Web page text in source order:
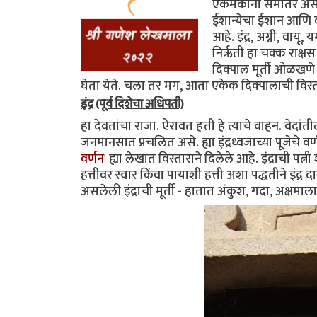
एकमेकांना समांतर
ईशान्येचा ईशान आणि
आहे. इंद्र, अग्नी,
निर्ऋती हा चक्क
दिक्पाल मूर्ती
घेता येते. चला तर मग, आता एकेक दिक्पालाची
इंद्र (पूर्व दिशेचा अधिपती)
हा देवतांचा राजा. ऐरावत हत्ती हे त्याचे वाहन.
जनमानसात प्रचलित असे. ह्या इंद्रध्वजाच्या पूजेचे
वर्णन' ह्या लेखात विस्ताराने दिलेले आहे. इंद्राची
हत्तीवर स्वार किंवा पायाशी हत्ती अशा पद्धतीने
असलेली इंंद्राची मूर्ती - हातात अंकुश, गदा,